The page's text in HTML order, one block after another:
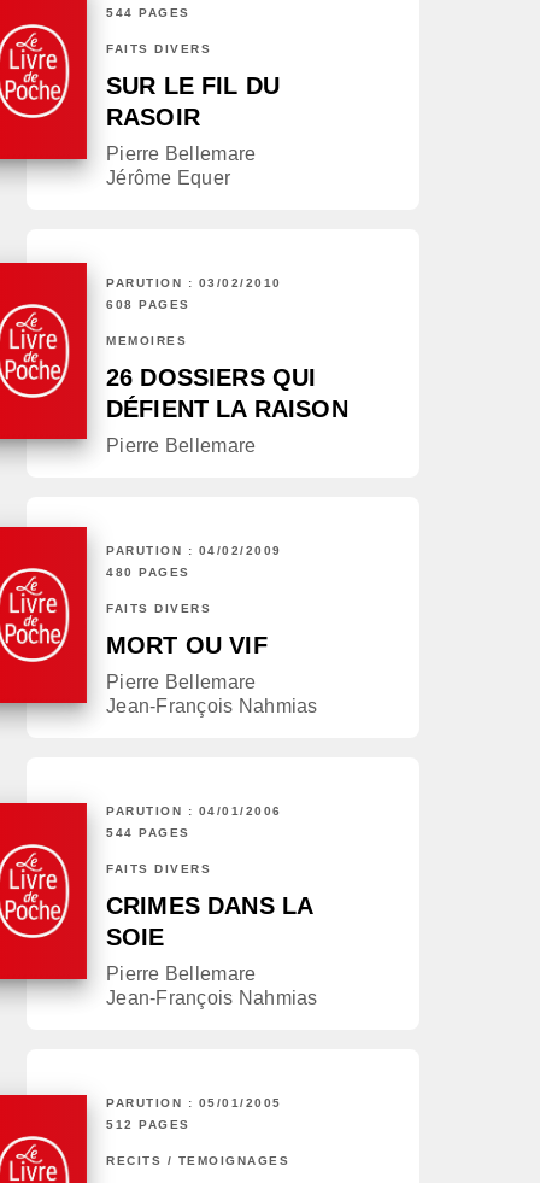
544 PAGES
FAITS DIVERS
SUR LE FIL DU
RASOIR
Pierre Bellemare
Jérôme Equer
PARUTION : 03/02/2010
608 PAGES
MÉMOIRES
26 DOSSIERS QUI
DÉFIENT LA RAISON
Pierre Bellemare
PARUTION : 04/02/2009
480 PAGES
FAITS DIVERS
MORT OU VIF
Pierre Bellemare
Jean-François Nahmias
PARUTION : 04/01/2006
544 PAGES
FAITS DIVERS
CRIMES DANS LA
SOIE
Pierre Bellemare
Jean-François Nahmias
PARUTION : 05/01/2005
512 PAGES
RÉCITS / TÉMOIGNAGES